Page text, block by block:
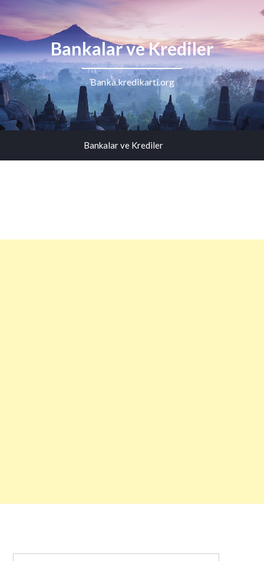
Bankalar ve Krediler
Banka.kredikarti.org
Bankalar ve Krediler